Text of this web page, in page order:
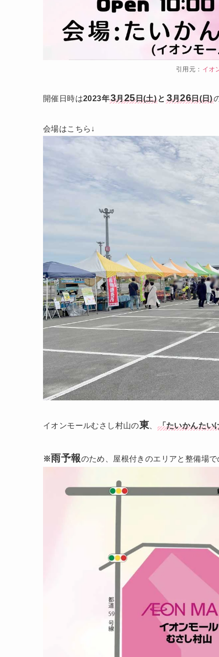
引用元： イオ
開催日時は2023年3月25日(土) と 3月26日(日)
会場はこちら↓
イオンモールむさし村山の東 「たいかんたい
※雨予報のため、屋根付きのエリアと整備場